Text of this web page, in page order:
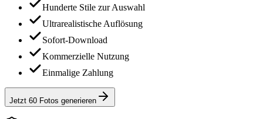
Hunderte Stile zur Auswahl
Ultrarealistische Auflösung
Sofort-Download
Kommerzielle Nutzung
Einmalige Zahlung
Jetzt 60 Fotos generieren